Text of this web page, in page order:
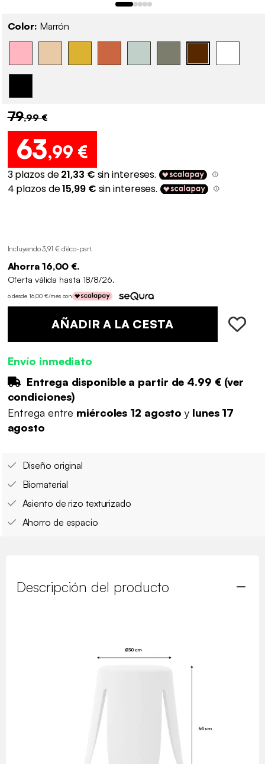
Color: Marrón
79,99 €
63,99 €
Incluyendo 3,91 € d'éco-part.
Ahorra 16,00 €.
Oferta válida hasta 18/8/26.
o desde 16,00 €/mes con
AÑADIR A LA CESTA
Envío inmediato
Entrega disponible a partir de 4.99 €(ver
condiciones)
Entrega entre miércoles 12 agostoy lunes 17
agosto
Diseño original
Biomaterial
Asiento de rizo texturizado
Ahorro de espacio
Descripción del producto